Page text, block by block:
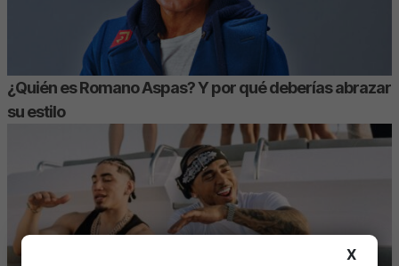
¿Quién es Romano Aspas? Y por qué deberías abrazar
su estilo
X